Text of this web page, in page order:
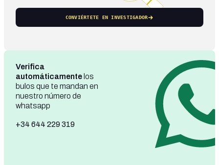
CONVIÉRTETE EN INVESTIGADOR
Verifica
automáticamente los
bulos que te mandan en
nuestro número de
whatsapp
+34 644 229 319